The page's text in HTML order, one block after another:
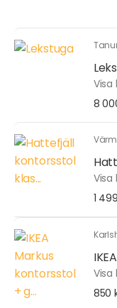
Visa
8
Visa
1
Visa
850